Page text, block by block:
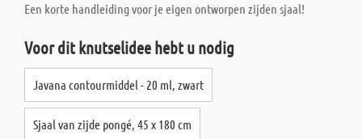
Een korte handleiding voor je eigen ontworpen zijden sjaal!
Voor dit knutselidee hebt u nodig
Javana contourmiddel - 20 ml, zwart
Sjaal van zijde pongé, 45 x 180 cm